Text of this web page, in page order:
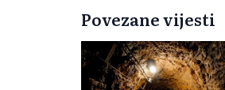
Povezane vijesti